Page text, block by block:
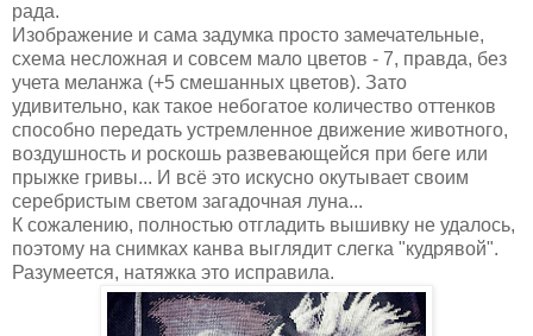
рада.
Изображение и сама задумка просто замечательные,
схема несложная и совсем мало цветов - 7, правда, без
учета меланжа (+5 смешанных цветов). Зато
удивительно, как такое небогатое количество оттенков
способно передать устремленное движение животного,
воздушность и роскошь развевающейся при беге или
прыжке гривы... И всё это искусно окутывает своим
cеребристым светом загадочная луна...
К сожалению, полностью отгладить вышивку не удалось,
поэтому на снимках канва выглядит слегка "кудрявой".
Разумеется, натяжка это исправила.